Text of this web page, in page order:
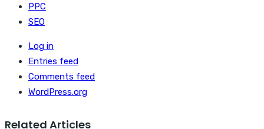
PPC
SEO
Log in
Entries feed
Comments feed
WordPress.org
Related Articles